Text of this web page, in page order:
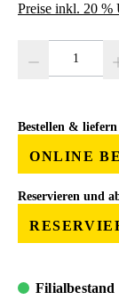
Preise inkl. 20 %
Bestellen & liefern
ONLINE
Reservieren und
Filialbestand